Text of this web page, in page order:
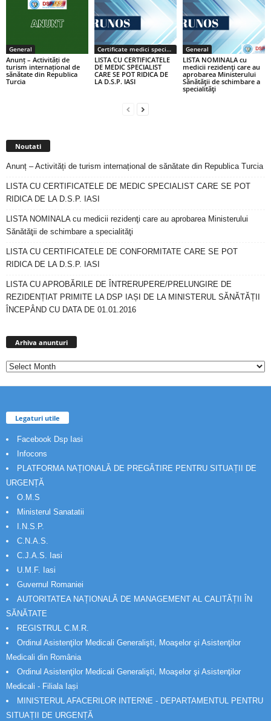
General
Anunț – Activități de
turism internațional de
sănătate din Republica
Turcia
Certificate medici specialiști / primari
LISTA CU CERTIFICATELE
DE MEDIC SPECIALIST
CARE SE POT RIDICA DE
LA D.S.P. IASI
General
LISTA NOMINALA cu
medicii rezidenţi care au
aprobarea Ministerului
Sănătăţii de schimbare a
specialităţi
Noutati
Anunț – Activități de turism internațional de sănătate din Republica Turcia
LISTA CU CERTIFICATELE DE MEDIC SPECIALIST CARE SE POT
RIDICA DE LA D.S.P. IASI
LISTA NOMINALA cu medicii rezidenţi care au aprobarea Ministerului
Sănătăţii de schimbare a specialităţi
LISTA CU CERTIFICATELE DE CONFORMITATE CARE SE POT
RIDICA DE LA D.S.P. IASI
LISTA CU APROBĂRILE DE ÎNTRERUPERE/PRELUNGIRE DE
REZIDENȚIAT PRIMITE LA DSP IAȘI DE LA MINISTERUL SĂNĂTĂȚII
ÎNCEPÂND CU DATA DE 01.01.2016
Arhiva anunturi
Legaturi utile
Facebook Dsp Iasi
Infocons
PLATFORMA NAȚIONALĂ DE PREGĂTIRE PENTRU SITUAȚII DE
URGENȚĂ
O.M.S
Ministerul Sanatatii
I.N.S.P.
C.N.A.S.
C.J.A.S. Iasi
U.M.F. Iasi
Guvernul Romaniei
AUTORITATEA NAȚIONALĂ DE MANAGEMENT AL CALITĂȚII ÎN
SĂNĂTATE
REGISTRUL C.M.R.
Ordinul Asistenţilor Medicali Generalişti, Moaşelor şi Asistenţilor
Medicali din România
Ordinul Asistenţilor Medicali Generalişti, Moaşelor şi Asistenţilor
Medicali - Filiala Iași
MINISTERUL AFACERILOR INTERNE - DEPARTAMENTUL PENTRU
SITUAȚII DE URGENȚĂ